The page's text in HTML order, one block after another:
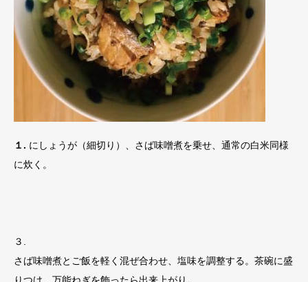
１. にしょうが（細切り）、さば味噌煮を乗せ、通常の白米同様
に炊く。
３.
さば味噌煮とご飯を軽く混ぜ合わせ、塩味を調整する。茶碗に盛